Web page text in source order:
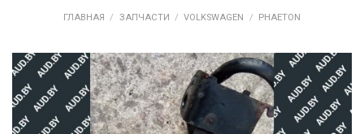
ГЛАВНАЯ / ЗАПЧАСТИ / VOLKSWAGEN / PHAETON